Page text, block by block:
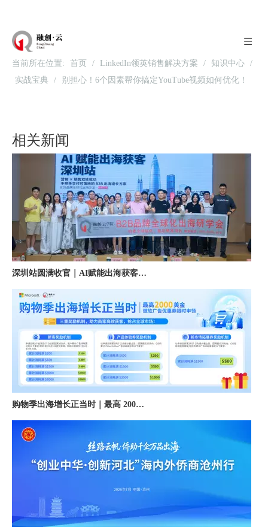
当前所在位置: 首页 / LinkedIn领英销售解决方案 / 知识中心 /
实战宝典
/ 别担心！6个因素帮你搞定YouTube视频如何优化！
相关新闻